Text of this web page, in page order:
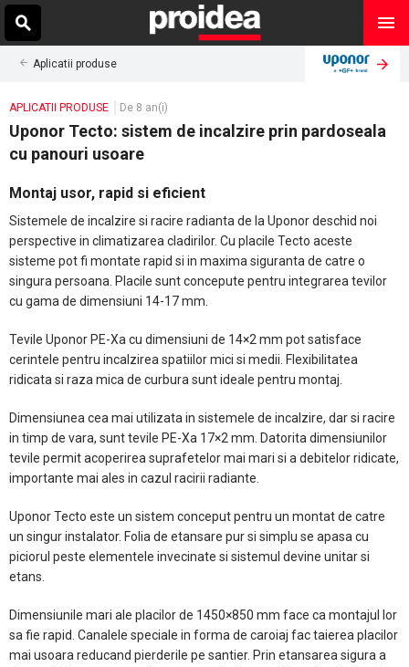
Aplicatii produse
APLICATII PRODUSE De 8 an(i)
Uponor Tecto: sistem de incalzire prin pardoseala
cu panouri usoare
Montaj usor, rapid si eficient
Sistemele de incalzire si racire radianta de la Uponor deschid noi
perspective in climatizarea cladirilor. Cu placile Tecto aceste
sisteme pot fi montate rapid si in maxima siguranta de catre o
singura persoana. Placile sunt concepute pentru integrarea tevilor
cu gama de dimensiuni 14-17 mm.
Tevile Uponor PE-Xa cu dimensiuni de 14×2 mm pot satisface
cerintele pentru incalzirea spatiilor mici si medii. Flexibilitatea
ridicata si raza mica de curbura sunt ideale pentru montaj.
Dimensiunea cea mai utilizata in sistemele de incalzire, dar si racire
in timp de vara, sunt tevile PE-Xa 17×2 mm. Datorita dimensiunilor
tevile permit acoperirea suprafetelor mai mari si a debitelor ridicate,
importante mai ales in cazul racirii radiante.
Uponor Tecto este un sistem conceput pentru un montat de catre
un singur instalator. Folia de etansare pur si simplu se apasa cu
piciorul peste elementele invecinate si sistemul devine unitar si
etans.
Dimensiunile mari ale placilor de 1450×850 mm face ca montajul lor
sa fie rapid. Canalele speciale in forma de caroiaj fac taierea placilor
mai usoara reducand pierderile pe santier. Prin etansarea sigura a